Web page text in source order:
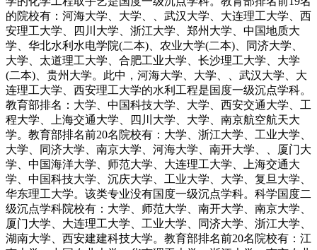
的院校有：河海大学、大学、、武汉大学、大连理工大学、西
安理工大学、四川大学、浙江大学、郑州大学、中国地质大
学、华北水利水电学院(二本)、农业大学(二本)、同济大学、
大学、太道理工大学、合肥工业大学、长沙理工大学、大学
(二本)、贵州大学。此中，河海大学、大学、、武汉大学、大
连理工大学、西安理工大学的水利工程是国度一级沉点学科。
教育部排名：大学、中国科技大学、大学、西安交通大学、工
程大学、上海交通大学、四川大学、大学、南京航空航天大
学。教育部排名前20名院校有：大学、浙江大学、工业大学、
大学、同济大学、南京大学、河海大学、南开大学、、厦门大
学、中国海洋大学、师范大学、大连理工大学、上海交通大
学、中国科技大学、沉庆大学、工业大学、大学、复旦大学、
华东理工大学。该类专业没有国度一级沉点学科。科学国度二
级沉点学科院校有：大学、师范大学、南开大学、南京大学、
厦门大学、大连理工大学、工业大学、同济大学、浙江大学、
湖南大学、西安建建科技大学。教育部排名前20名院校有：江